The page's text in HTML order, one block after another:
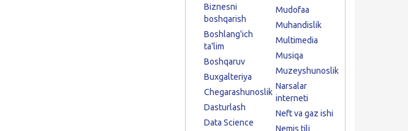
Biznesni
boshqarish
Boshlang'ich
ta'lim
Boshqaruv
Buxgalteriya
Chegarashunoslik
Dasturlash
Data Science
Mudofaa
Muhandislik
Multimedia
Musiqa
Muzeyshunoslik
Narsalar
interneti
Neft va gaz ishi
Nemis tili